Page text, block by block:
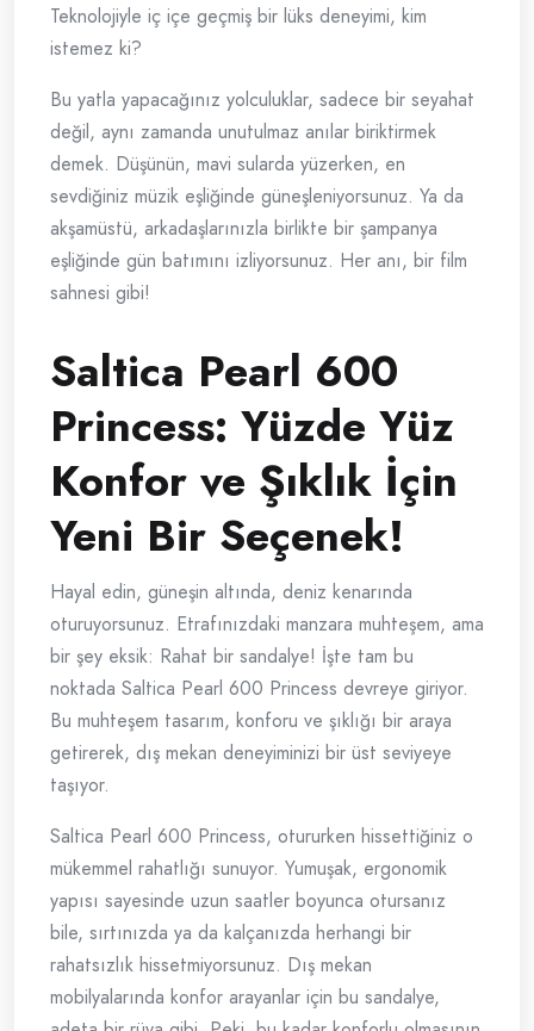
Teknolojiyle iç içe geçmiş bir lüks deneyimi, kim
istemez ki?
Bu yatla yapacağınız yolculuklar, sadece bir seyahat
değil, aynı zamanda unutulmaz anılar biriktirmek
demek. Düşünün, mavi sularda yüzerken, en
sevdiğiniz müzik eşliğinde güneşleniyorsunuz. Ya da
akşamüstü, arkadaşlarınızla birlikte bir şampanya
eşliğinde gün batımını izliyorsunuz. Her anı, bir film
sahnesi gibi!
Saltica Pearl 600
Princess: Yüzde Yüz
Konfor ve Şıklık İçin
Yeni Bir Seçenek!
Hayal edin, güneşin altında, deniz kenarında
oturuyorsunuz. Etrafınızdaki manzara muhteşem, ama
bir şey eksik: Rahat bir sandalye! İşte tam bu
noktada Saltica Pearl 600 Princess devreye giriyor.
Bu muhteşem tasarım, konforu ve şıklığı bir araya
getirerek, dış mekan deneyiminizi bir üst seviyeye
taşıyor.
Saltica Pearl 600 Princess, otururken hissettiğiniz o
mükemmel rahatlığı sunuyor. Yumuşak, ergonomik
yapısı sayesinde uzun saatler boyunca otursanız
bile, sırtınızda ya da kalçanızda herhangi bir
rahatsızlık hissetmiyorsunuz. Dış mekan
mobilyalarında konfor arayanlar için bu sandalye,